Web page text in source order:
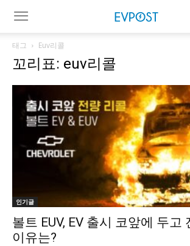
태그 Euv리콜
꼬리표: euv리콜
인기글
볼트 EUV, EV 출시 코앞에 두고
이유는?